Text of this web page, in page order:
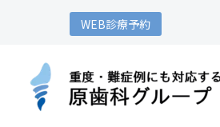
WEB診療予約